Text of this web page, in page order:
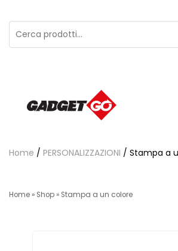
Home / PERSONALIZZAZIONI / Stampa a
Home » Shop » Stampa a un colore